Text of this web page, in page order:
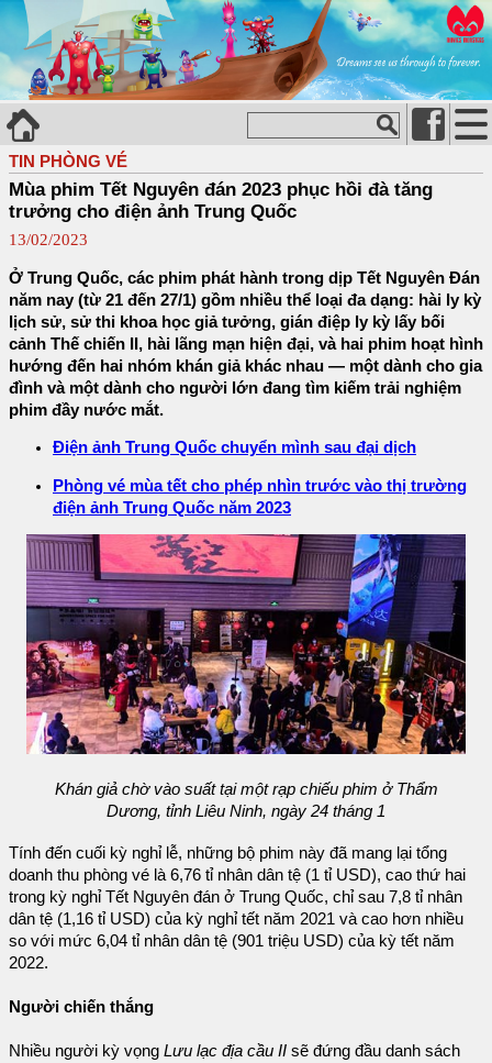
TIN PHÒNG VÉ
Mùa phim Tết Nguyên đán 2023 phục hồi đà tăng
trưởng cho điện ảnh Trung Quốc
13/02/2023
Ở Trung Quốc, các phim phát hành trong dịp Tết Nguyên Đán
năm nay (từ 21 đến 27/1) gồm nhiều thể loại đa dạng: hài ly kỳ
lịch sử, sử thi khoa học giả tưởng, gián điệp ly kỳ lấy bối
cảnh Thế chiến II, hài lãng mạn hiện đại, và hai phim hoạt hình
hướng đến hai nhóm khán giả khác nhau — một dành cho gia
đình và một dành cho người lớn đang tìm kiếm trải nghiệm
phim đầy nước mắt.
Điện ảnh Trung Quốc chuyển mình sau đại dịch
Phòng vé mùa tết cho phép nhìn trước vào thị trường
điện ảnh Trung Quốc năm 2023
Khán giả chờ vào suất tại một rạp chiếu phim ở Thẩm
Dương, tỉnh Liêu Ninh, ngày 24 tháng 1
Tính đến cuối kỳ nghỉ lễ, những bộ phim này đã mang lại tổng
doanh thu phòng vé là 6,76 tỉ nhân dân tệ (1 tỉ USD), cao thứ hai
trong kỳ nghỉ Tết Nguyên đán ở Trung Quốc, chỉ sau 7,8 tỉ nhân
dân tệ (1,16 tỉ USD) của kỳ nghỉ tết năm 2021 và cao hơn nhiều
so với mức 6,04 tỉ nhân dân tệ (901 triệu USD) của kỳ tết năm
2022.
Người chiến thắng
Nhiều người kỳ vọng Lưu lạc địa cầu II sẽ đứng đầu danh sách